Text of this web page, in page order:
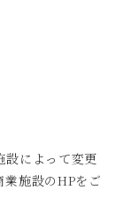
によって変更
業施設のHPをご